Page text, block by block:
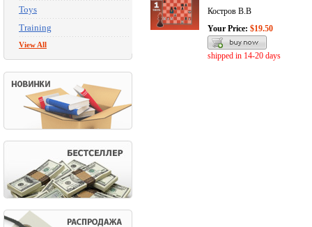
Toys
Training
View All
Костров В.В
Your Price: $19.50
shipped in 14-20 days